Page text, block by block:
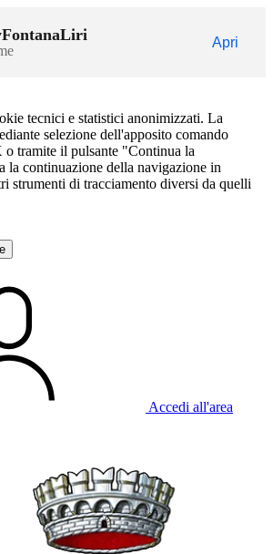
Apri
tecnici e statistici anonimizzati. La
selezione dell'apposito comando
tramite il pulsante "Continua la
la continuazione della navigazione in
strumenti di tracciamento diversi da quelli
Accedi all'area